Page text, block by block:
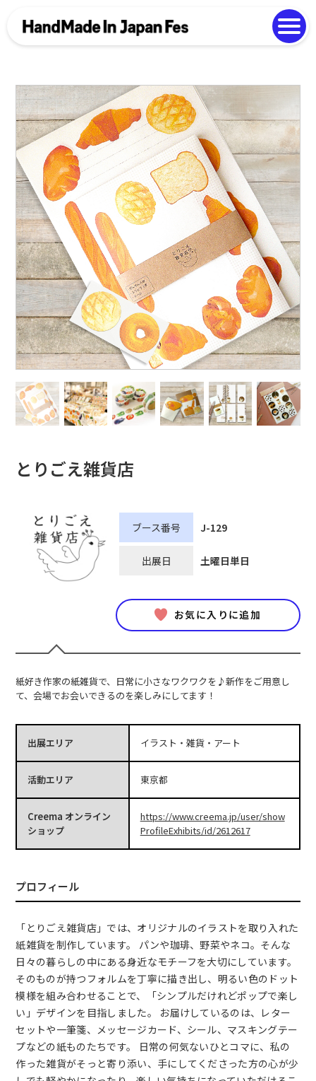
Photo Gallery
EN 中文
とりごえ雑貨店
ブース番号 J-129
出展日 土曜日単日
お気に入りに追加
紙好き作家の紙雑貨で、日常に小さなワクワクを♪新作をご用意し
て、会場でお会いできるのを楽しみにしてます！
出展エリア イラスト・雑貨・アート
活動エリア 東京都
Creema オンライン
ショップ
https://www.creema.jp/user/show
ProfileExhibits/id/2612617
プロフィール
「とりごえ雑貨店」では、オリジナルのイラストを取り入れた
紙雑貨を制作しています。 パンや珈琲、野菜やネコ。そんな
日々の暮らしの中にある身近なモチーフを大切にしています。
そのものが持つフォルムを丁寧に描き出し、明るい色のドット
模様を組み合わせることで、「シンプルだけれどポップで楽し
い」デザインを目指しました。 お届けしているのは、レター
セットや一筆箋、メッセージカード、シール、マスキングテー
プなどの紙ものたちです。 日常の何気ないひとコマに、私の
作った雑貨がそっと寄り添い、手にしてくださった方の心が少